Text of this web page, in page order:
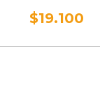
$19.100